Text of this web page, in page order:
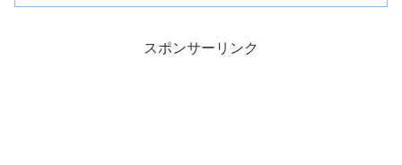
スポンサーリンク